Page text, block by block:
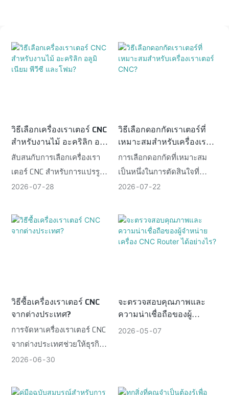
วิธีเลือกเครื่องเราเตอร์ CNC
สำหรับงานไม้ อะคริลิก อลูมิ
เนียม พีวีซี และโฟม?
สับสนกับการเลือกเครื่องเรา
เตอร์ CNC สำหรับการแปรรูป
วัสดุหลายชนิดใช่ไหม? เรียนรู้
เครื่องจักรที่เหมาะสมที่สุด
สำหรับการผลิตจากไม้ อะคริ
2026 07 28
วิธีเลือกดอกกัดเราเตอร์ที่
เหมาะสมสำหรับเครื่องเรา
เตอร์ CNC?
การเลือกดอกกัดที่เหมาะสม
เป็นหนึ่งในการตัดสินใจที่
สำคัญที่สุดที่คุณจะทำเมื่อใช้
2026 07 22
วิธีซื้อเครื่องเราเตอร์ CNC
จากต่างประเทศ?
การจัดหาเครื่องเราเตอร์ CNC
จากต่างประเทศช่วยให้ธุรกิจ
ต่างๆ เข้าถึงอุปกรณ์ที่คุ้มค่า
ทำงานไม้ ป้าย เฟอร์นิเจอร์
2026 06 30
จะตรวจสอบคุณภาพและ
ความน่าเชื่อถือของผู้
จำหน่ายเครื่อง CNC Router
2026 05 07